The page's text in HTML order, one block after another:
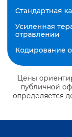
Стандартная
Усиленная
отравлении
Кодирование
Цены
публичной
определяется